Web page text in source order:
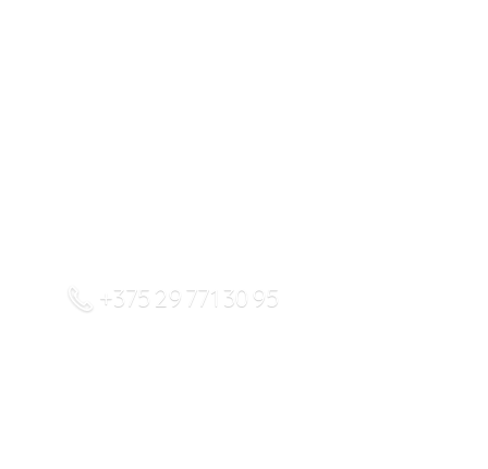
+375 29 771 30 95